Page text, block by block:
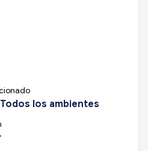
los ambientes